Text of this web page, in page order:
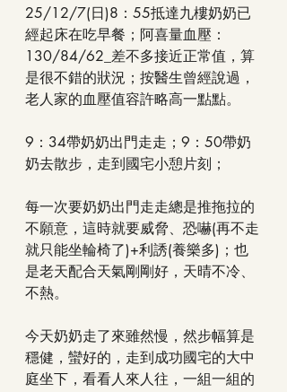
25/12/7(日)8：55抵達九樓奶奶已
經起床在吃早餐；阿喜量血壓：
130/84/62_差不多接近正常值，算
是很不錯的狀況；按醫生曾經說過，
老人家的血壓值容許略高一點點。
9：34帶奶奶出門走走；9：50帶奶
奶去散步，走到國宅小憩片刻；
每一次要奶奶出門走走總是推拖拉的
不願意，這時就要威脅、恐嚇(再不走
就只能坐輪椅了)+利誘(養樂多)；也
是老天配合天氣剛剛好，天晴不冷、
不熱。
今天奶奶走了來雖然慢，然步幅算是
穩健，蠻好的，走到成功國宅的大中
庭坐下，看看人來人往，一組一組的